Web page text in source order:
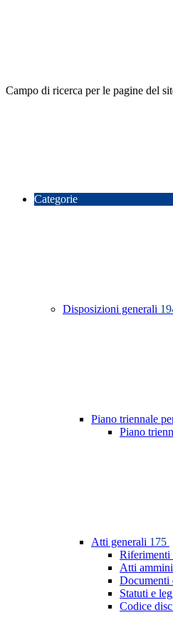
Campo di ricerca per le pagine del
Categorie
Disposizioni generali
Piano triennale
Piano
Atti generali 175
Riferimenti
Atti
Documenti
Statuti e
Codice